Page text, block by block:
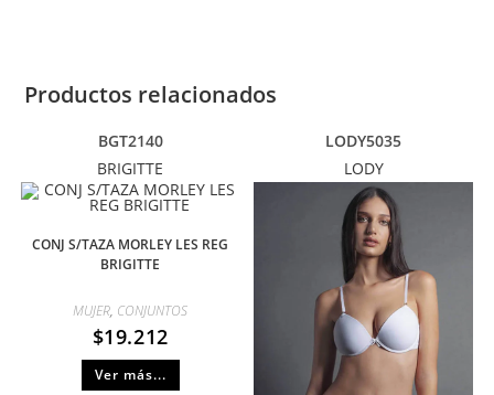
Productos relacionados
BGT2140
BRIGITTE
CONJ S/TAZA MORLEY LES REG
BRIGITTE
MUJER, CONJUNTOS
$19.212
Ver más...
LODY5035
LODY